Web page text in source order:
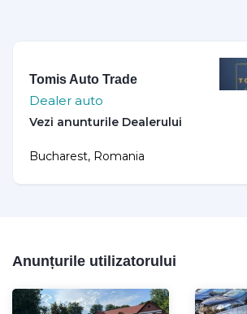
Tomis Auto Trade
Dealer auto
Bucharest, Romania
Anunțurile utilizatorului